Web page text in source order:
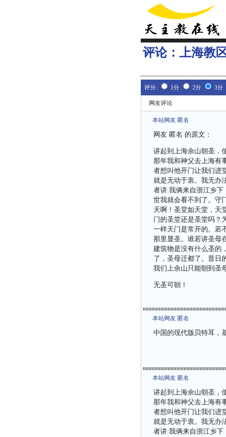
评论： 上海教
评分: 1分 2分 3分
网友评论
本站网友 匿名
网友 匿名 的原文：
讲起到上海佘山朝圣，
那年我和神父去上海有
者想叫他开门让我们进
就是无动于衷。我无办
者讲:我俩来自浙江乡
世我就会看不到了。守
天啊！圣堂如天堂，天
门的圣堂还是圣堂吗？
一样天门是常开的。若
那里显圣。谁若讲圣母
建筑物是没有什么圣的
了，圣母迁都了。昔日
我们上佘山只能朝到圣
无圣可朝！
本站网友 匿名
中国的现代版贝特耳，
本站网友 匿名
讲起到上海佘山朝圣，
那年我和神父去上海有
者想叫他开门让我们进
就是无动于衷。我无办
者讲:我俩来自浙江乡